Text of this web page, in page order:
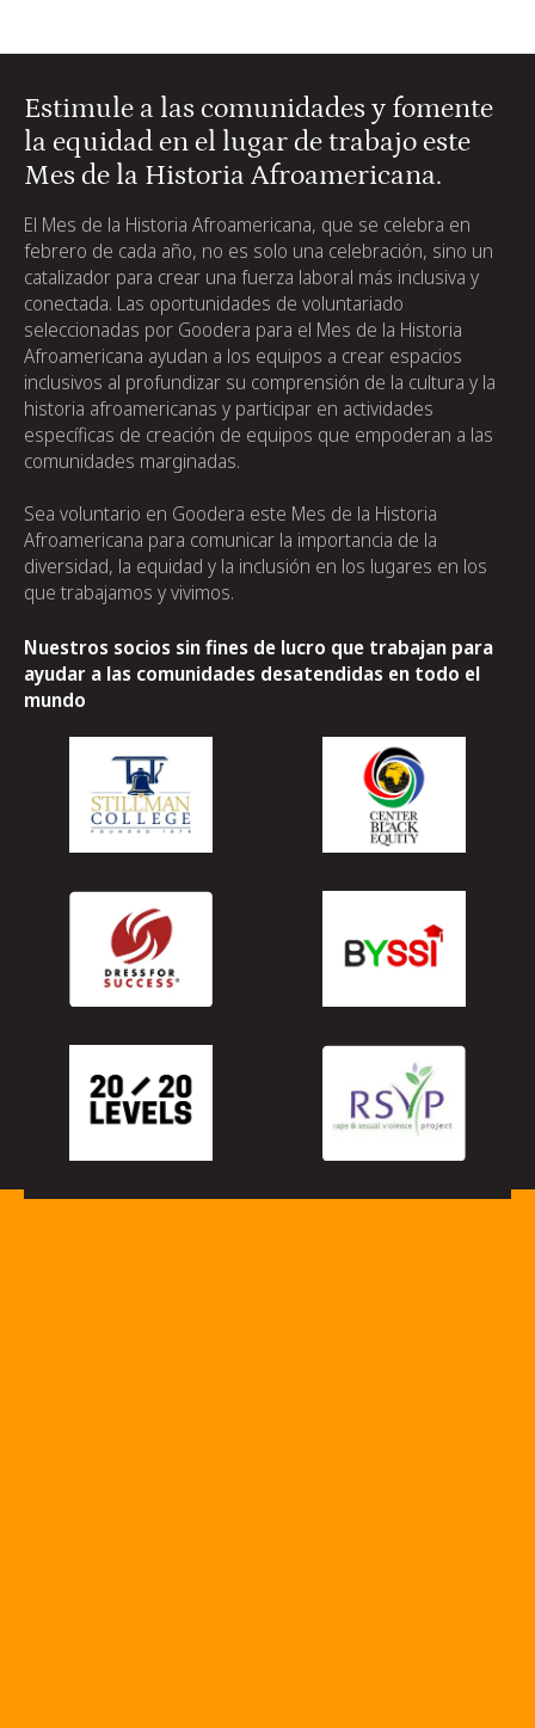
Estimule a las comunidades y fomente
la equidad en el lugar de trabajo este
Mes de la Historia Afroamericana.
El Mes de la Historia Afroamericana, que se celebra en
febrero de cada año, no es solo una celebración, sino un
catalizador para crear una fuerza laboral más inclusiva y
conectada. Las oportunidades de voluntariado
seleccionadas por Goodera para el Mes de la Historia
Afroamericana ayudan a los equipos a crear espacios
inclusivos al profundizar su comprensión de la cultura y la
historia afroamericanas y participar en actividades
específicas de creación de equipos que empoderan a las
comunidades marginadas.
Sea voluntario en Goodera este Mes de la Historia
Afroamericana para comunicar la importancia de la
diversidad, la equidad y la inclusión en los lugares en los
que trabajamos y vivimos.
Nuestros socios sin fines de lucro que trabajan para
ayudar a las comunidades desatendidas en todo el
mundo